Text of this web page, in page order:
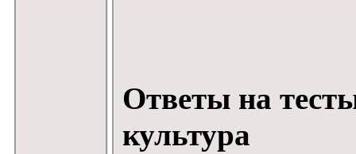
Ответы на
культура